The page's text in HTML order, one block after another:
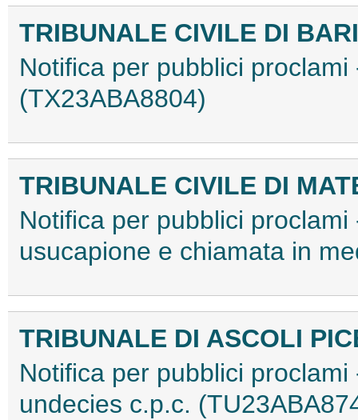
TRIBUNALE CIVILE DI BARI
Notifica per pubblici
(TX23ABA8804)
TRIBUNALE CIVILE DI
Notifica per pubblici
usucapione e chiamata in
TRIBUNALE DI ASCOLI
Notifica per pubblici
undecies c.p.c.